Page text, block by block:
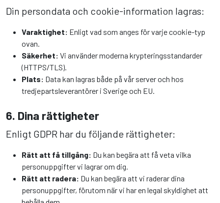
Din persondata och cookie-information lagras:
Varaktighet: Enligt vad som anges för varje cookie-typ
ovan.
Säkerhet: Vi använder moderna krypteringsstandarder
(HTTPS/TLS).
Plats: Data kan lagras både på vår server och hos
tredjepartsleverantörer i Sverige och EU.
6. Dina rättigheter
Enligt GDPR har du följande rättigheter:
Rätt att få tillgång: Du kan begära att få veta vilka
personuppgifter vi lagrar om dig.
Rätt att radera: Du kan begära att vi raderar dina
personuppgifter, förutom när vi har en legal skyldighet att